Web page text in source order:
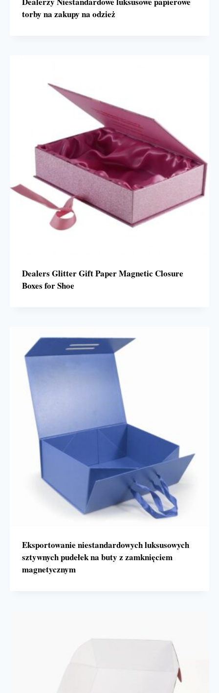
torby na zakupy na odzież
Dealers Glitter Gift Paper Magnetic Closure
Boxes for Shoe
Eksportowanie niestandardowych luksusowych
sztywnych pudełek na buty z zamknięciem
magnetycznym